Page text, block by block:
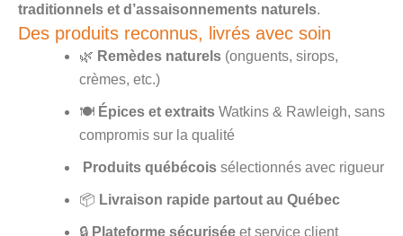
traditionnels et d’assaisonnements naturels.
Des produits reconnus, livrés avec soin
🌿 Remèdes naturels (onguents, sirops,
crèmes, etc.)
🍽️ Épices et extraits Watkins & Rawleigh, sans
compromis sur la qualité
Produits québécois sélectionnés avec rigueur
📦 Livraison rapide partout au Québec
🔒 Plateforme sécurisée et service client